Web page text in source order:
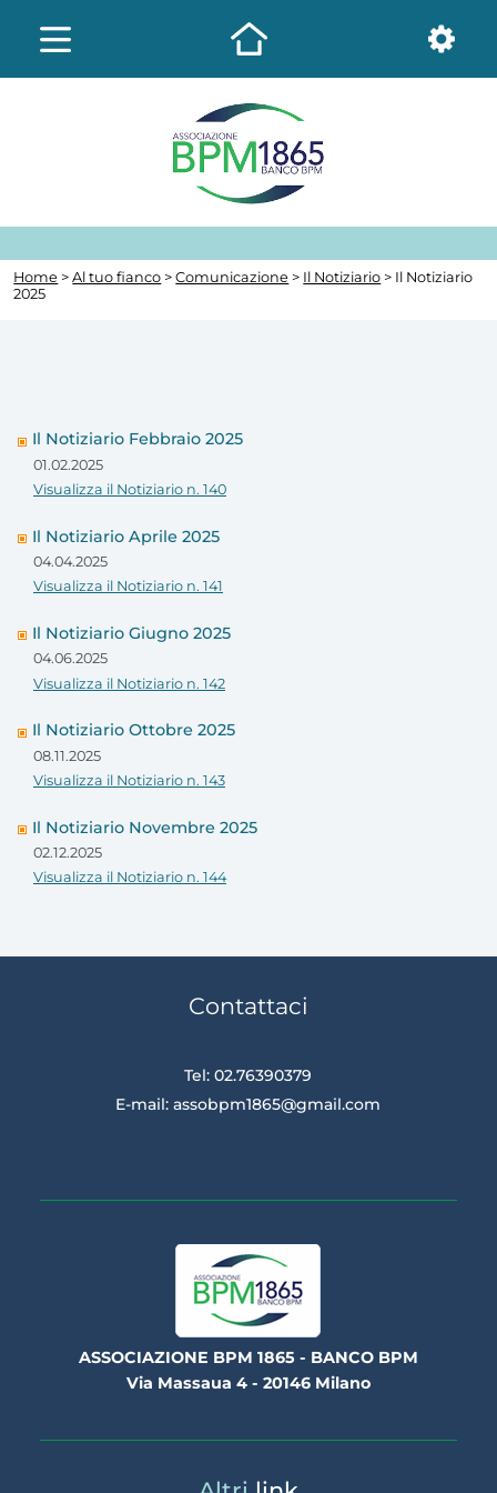
Home >Al tuo fianco >Comunicazione > Il Notiziario > Il Notiziario
2025
Il Notiziario Febbraio 2025
01.02.2025
Visualizza il Notiziario n. 140
Il Notiziario Aprile 2025
04.04.2025
Visualizza il Notiziario n. 141
Il Notiziario Giugno 2025
04.06.2025
Visualizza il Notiziario n. 142
Il Notiziario Ottobre 2025
08.11.2025
Visualizza il Notiziario n. 143
Il Notiziario Novembre 2025
02.12.2025
Visualizza il Notiziario n. 144
Contattaci
Tel: 02.76390379
E-mail:assobpm1865@gmail.com
ASSOCIAZIONE BPM 1865 - BANCO BPM
Via Massaua 4 - 20146 Milano